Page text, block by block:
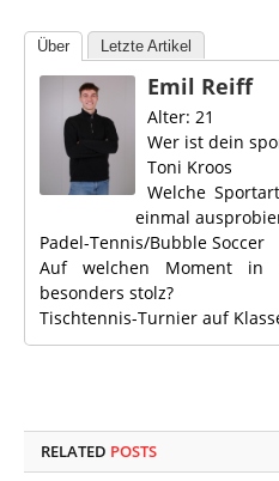
Über Letzte Artikel
Emil Reiff
Alter: 21
Wer ist dein
Toni Kroos
Welche
einmal
Padel-Tennis/Bubble Soccer
Auf welchen Moment
besonders stolz?
Tischtennis-Turnier auf
RELATED POSTS